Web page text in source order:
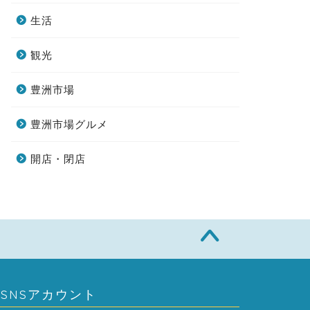
生活
観光
豊洲市場
豊洲市場グルメ
開店・閉店
SNSアカウント